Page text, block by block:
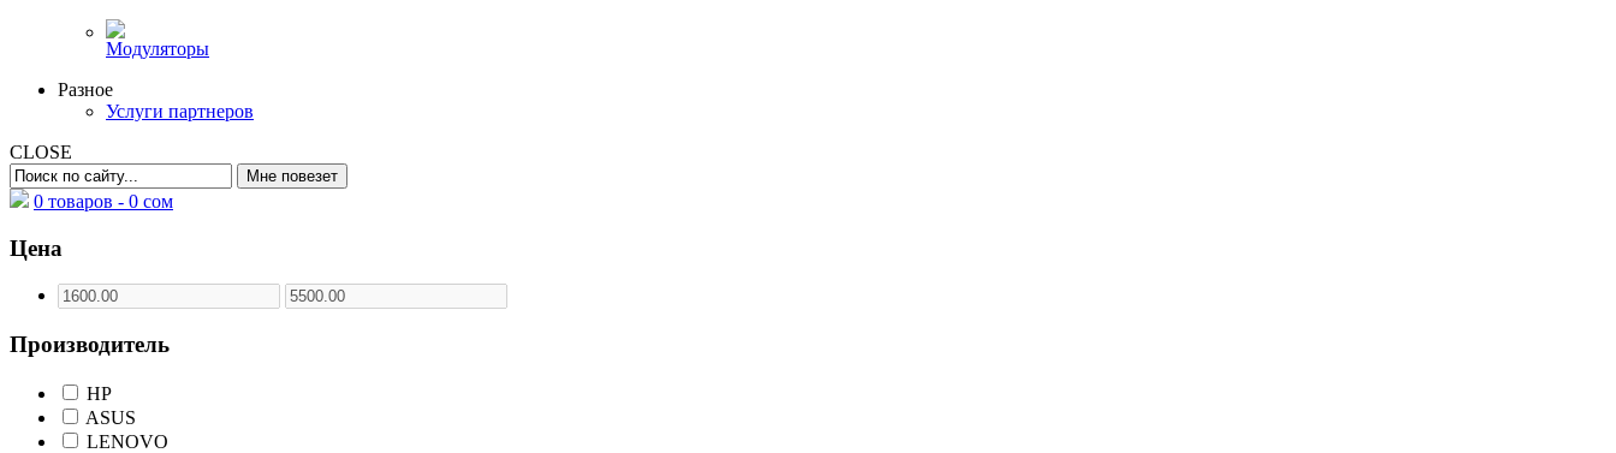
Модуляторы
Разное
Услуги партнеров
CLOSE
0 товаров - 0 сом
Цена
Производитель
HP
ASUS
LENOVO